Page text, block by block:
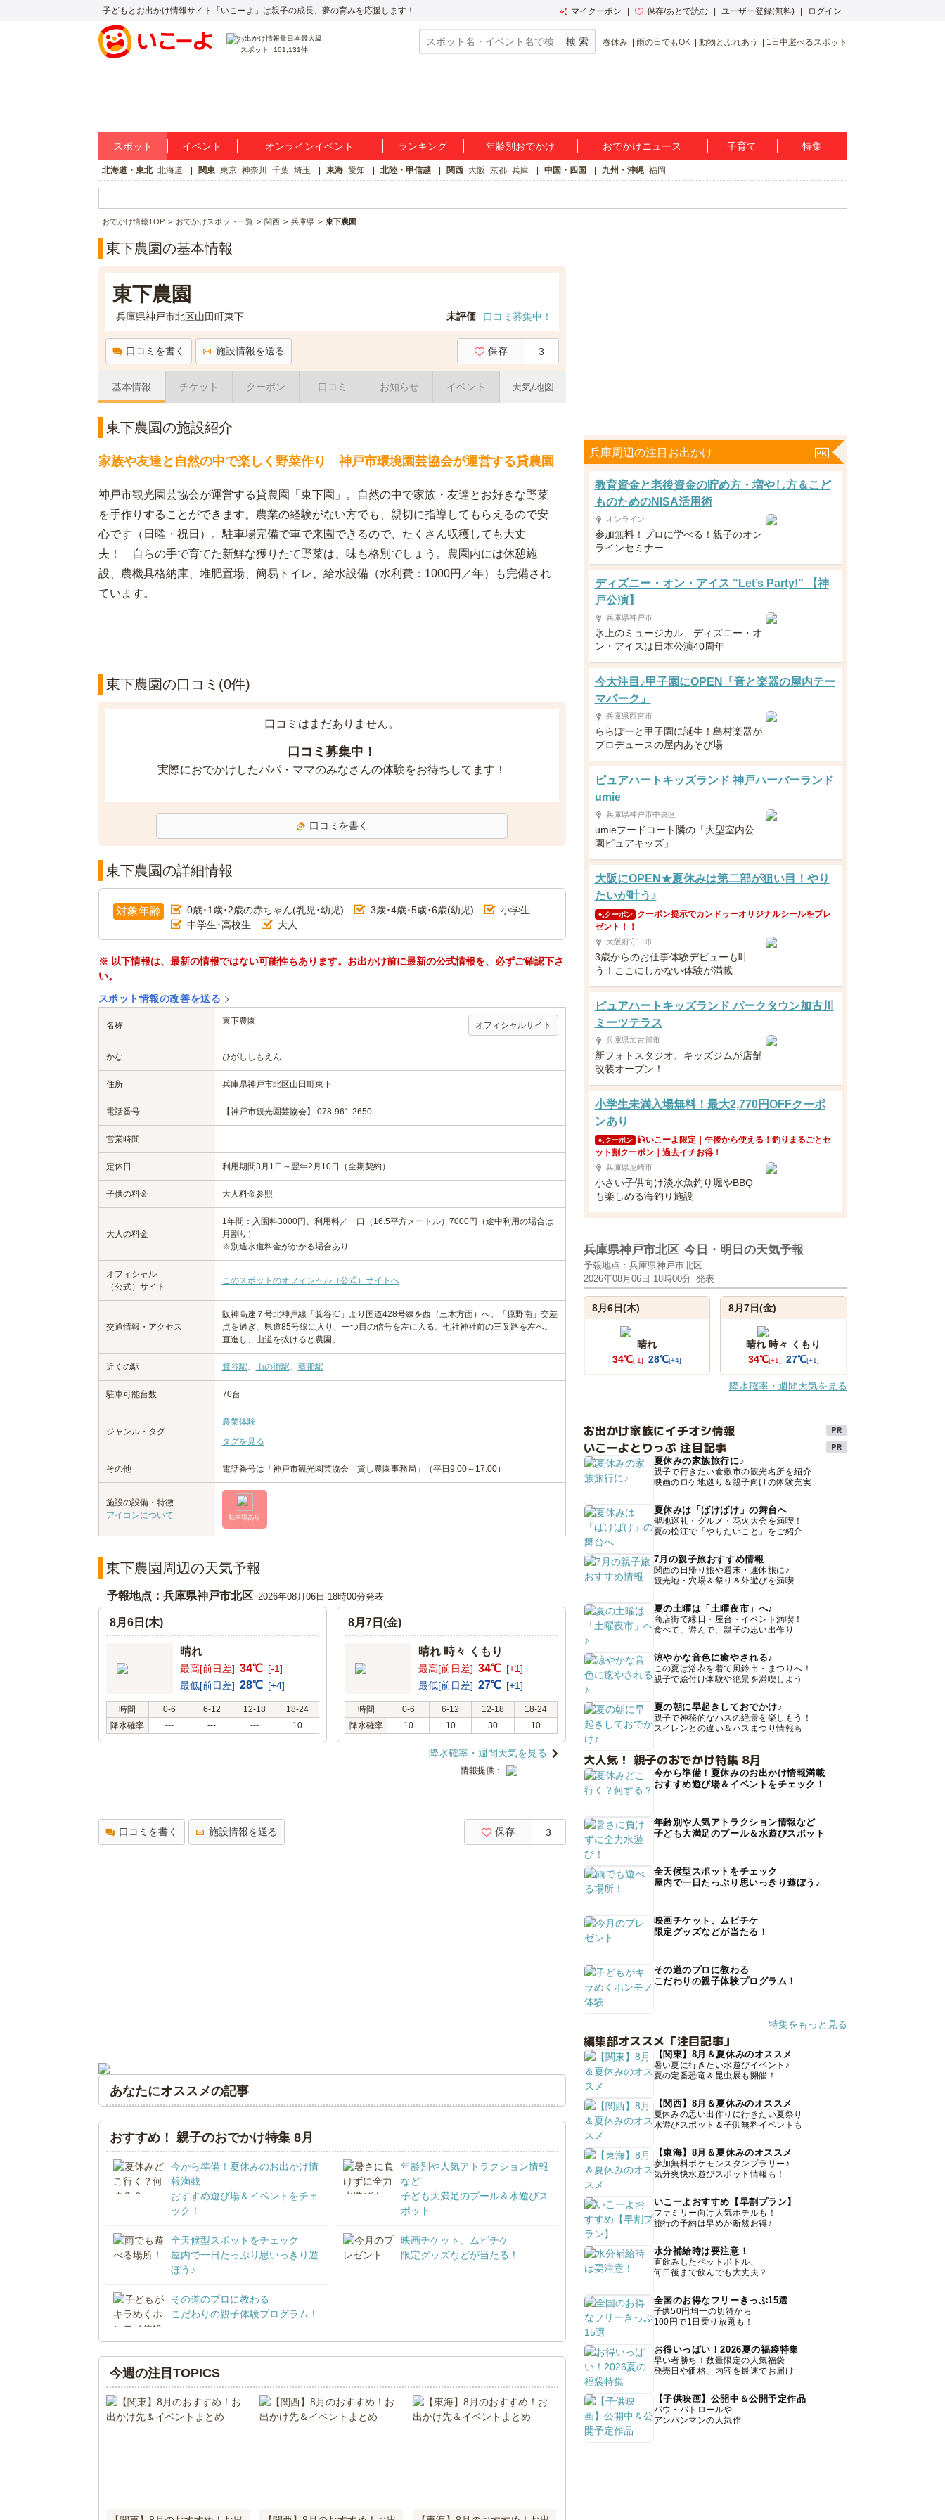
子どもとお出かけ情報サイト「いこーよ」は親子の成長、夢の育みを応援します！ マイクーポン 保存/あとで読む ユーザー登録(無料) ログイン
スポット 101,131件
春休み 雨の日でもOK 動物とふれあう 1日中遊べるスポット
スポット イベント オンラインイベント ランキング 年齢別おでかけ おでかけニュース 子育て 特集
北海道・東北 北海道 関東 東京 神奈川 千葉 埼玉 東海 愛知 北陸・甲信越 関西 大阪 京都 兵庫 中国・四国 九州・沖縄 福岡
おでかけ情報TOP おでかけスポット一覧 関西 兵庫県 東下農園
東下農園の基本情報
東下農園
兵庫県神戸市北区山田町東下 未評価 口コミ募集中！
口コミを書く 施設情報を送る 保存 3
基本情報 チケット クーポン 口コミ お知らせ イベント 天気/地図
東下農園の施設紹介
家族や友達と自然の中で楽しく野菜作り 神戸市環境園芸協会が運営する貸農園
神戸市観光園芸協会が運営する貸農園「東下園」。自然の中で家族・友達とお好きな野菜
を手作りすることができます。農業の経験がない方でも、親切に指導してもらえるので安
心です（日曜・祝日）。駐車場完備で車で来園できるので、たくさん収穫しても大丈
夫！ 自らの手で育てた新鮮な獲りたて野菜は、味も格別でしょう。農園内には休憩施
設、農機具格納庫、堆肥置場、簡易トイレ、給水設備（水利費：1000円／年）も完備され
ています。
東下農園の口コミ(0件)
口コミはまだありません。
口コミ募集中！
実際におでかけしたパパ・ママのみなさんの体験をお待ちしてます！
口コミを書く
東下農園の詳細情報
対象年齢 0歳･1歳･2歳の赤ちゃん(乳児･幼児) 3歳･4歳･5歳･6歳(幼児)
小学生
中学生･高校生
大人
※ 以下情報は、最新の情報ではない可能性もあります。お出かけ前に最新の公式情報を、必ずご確認下さ
い。
スポット情報の改善を送る
名称 東下農園 オフィシャルサイト
かな ひがししもえん
住所 兵庫県神戸市北区山田町東下
電話番号 【神戸市観光園芸協会】 078-961-2650
営業時間
定休日 利用期間3月1日～翌年2月10日（全期契約）
子供の料金 大人料金参照
大人の料金
1年間：入園料3000円、利用料／一口（16.5平方メートル）7000円（途中利用の場合は
月割り）
※別途水道料金がかかる場合あり
オフィシャル
（公式）サイト
このスポットのオフィシャル（公式）サイトへ
交通情報・アクセス
阪神高速７号北神戸線「箕谷IC」より国道428号線を西（三木方面）へ。「原野南」交差
点を過ぎ、県道85号線に入り、一つ目の信号を左に入る。七社神社前の三叉路を左へ。
直進し、山道を抜けると農園。
近くの駅 箕谷駅、 山の街駅、 藍那駅
駐車可能台数 70台
ジャンル・タグ
農業体験
タグを見る
その他 電話番号は「神戸市観光園芸協会 貸し農園事務局」（平日9:00～17:00）
施設の設備・特徴
アイコンについて
駐車場あり
東下農園周辺の天気予報
予報地点：兵庫県神戸市北区 2026年08月06日 18時00分発表
8月6日(木)
晴れ
最高[前日差] 34℃ [-1]
最低[前日差] 28℃ [+4]
時間 0-6 6-12 12-18
18-24
降水確率
--- --- --- 10
8月7日(金)
晴れ 時々 くもり
最高[前日差] 34℃ [+1]
最低[前日差] 27℃ [+1]
時間 0-6 6-12 12-18
18-24
降水確率
10 10 30 10
降水確率・週間天気を見る
情報提供：
口コミを書く 施設情報を送る 保存 3
あなたにオススメの記事
おすすめ！ 親子のおでかけ特集 8月
今から準備！夏休みのお出かけ情
報満載
おすすめ遊び場＆イベントをチェ
ック！
年齢別や人気アトラクション情報
など
子ども大満足のプール＆水遊びス
ポット
全天候型スポットをチェック
屋内で一日たっぷり思いっきり遊
ぼう♪
映画チケット、ムビチケ
限定グッズなどが当たる！
その道のプロに教わる
こだわりの親子体験プログラム！
今週の注目TOPICS
兵庫周辺の注目お出かけ
教育資金と老後資金の貯め方・増やし方＆こど
ものためのNISA活用術
オンライン
参加無料！プロに学べる！親子のオン
ラインセミナー
ディズニー・オン・アイス “Let’s Party!” 【神
戸公演】
兵庫県神戸市
氷上のミュージカル、ディズニー・オ
ン・アイスは日本公演40周年
今大注目♪甲子園にOPEN「音と楽器の屋内テー
マパーク」
兵庫県西宮市
ららぽーと甲子園に誕生！島村楽器が
プロデュースの屋内あそび場
ピュアハートキッズランド 神戸ハーバーランド
umie
兵庫県神戸市中央区
umieフードコート隣の「大型室内公
園ピュアキッズ」
大阪にOPEN★夏休みは第二部が狙い目！やり
たいが叶う♪
クーポン
クーポン提示でカンドゥーオリジナルシールをプレ
ゼント！！
大阪府守口市
3歳からのお仕事体験デビューも叶
う！ここにしかない体験が満載
ピュアハートキッズランド パークタウン加古川
ミーツテラス
兵庫県加古川市
新フォトスタジオ、キッズジムが店舗
改装オープン！
小学生未満入場無料！最大2,770円OFFクーポ
ンあり
クーポン 🎣いこーよ限定｜午後から使える！釣りまるごとセ
ット割クーポン｜過去イチお得！
兵庫県尼崎市
小さい子供向け淡水魚釣り堀やBBQ
も楽しめる海釣り施設
兵庫県神戸市北区 今日・明日の天気予報
予報地点：兵庫県神戸市北区
2026年08月06日 18時00分 発表
8月6日(木)
晴れ
34℃[-1] 28℃[+4]
8月7日(金)
晴れ 時々 くもり
34℃[+1] 27℃[+1]
降水確率・週間天気を見る
お出かけ家族にイチオシ情報
いこーよとりっぷ 注目記事
夏休みの家族旅行に♪
親子で行きたい倉敷市の観光名所を紹介
映画のロケ地巡り＆親子向けの体験充実
夏休みは「ばけばけ」の舞台へ
聖地巡礼・グルメ・花火大会を満喫！
夏の松江で「やりたいこと」をご紹介
7月の親子旅おすすめ情報
関西の日帰り旅や週末・連休旅に♪
観光地・穴場＆祭り＆外遊びを満喫
夏の土曜は「土曜夜市」へ♪
商店街で縁日・屋台・イベント満喫！
食べて、遊んで、親子の思い出作り
涼やかな音色に癒やされる♪
この夏は浴衣を着て風鈴市・まつりへ！
親子で絵付け体験や絶景を満喫しよう
夏の朝に早起きしておでかけ♪
親子で神秘的なハスの絶景を楽しもう！
スイレンとの違い＆ハスまつり情報も
大人気！ 親子のおでかけ特集 8月
今から準備！夏休みのお出かけ情報満載
おすすめ遊び場＆イベントをチェック！
年齢別や人気アトラクション情報など
子ども大満足のプール＆水遊びスポット
全天候型スポットをチェック
屋内で一日たっぷり思いっきり遊ぼう♪
映画チケット、ムビチケ
限定グッズなどが当たる！
その道のプロに教わる
こだわりの親子体験プログラム！
特集をもっと見る
編集部オススメ「注目記事」
【関東】8月＆夏休みのオススメ
暑い夏に行きたい水遊びイベント♪
夏の定番恐竜＆昆虫展も開催！
【関西】8月＆夏休みのオススメ
夏休みの思い出作りに行きたい夏祭り
水遊びスポット＆子供無料イベントも
【東海】8月＆夏休みのオススメ
参加無料ポケモンスタンプラリー♪
気分爽快水遊びスポット情報も！
いこーよおすすめ【早割プラン】
ファミリー向け人気ホテルも！
旅行の予約は早めが断然お得♪
水分補給時は要注意！
直飲みしたペットボトル、
何日後まで飲んでも大丈夫？
全国のお得なフリーきっぷ15選
子供50円均一の切符から
100円で1日乗り放題も！
お得いっぱい！2026夏の福袋特集
早い者勝ち！数量限定の人気福袋
発売日や価格、内容を最速でお届け
【子供映画】公開中＆公開予定作品
パウ・パトロールや
アンパンマンの人気作